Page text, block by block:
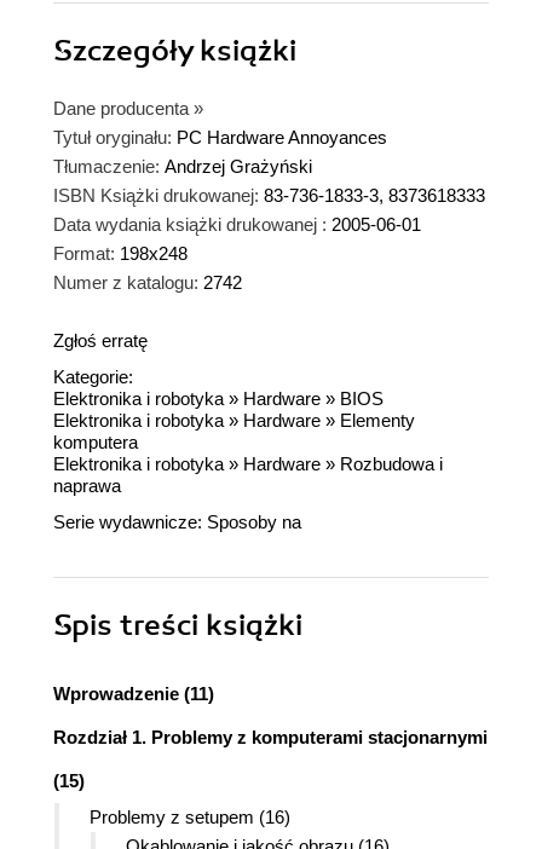
Szczegółyksiążki
Dane producenta »
Tytuł oryginału: PC Hardware Annoyances
Tłumaczenie: Andrzej Grażyński
ISBN Książki drukowanej: 83-736-1833-3, 8373618333
Data wydania książki drukowanej : 2005-06-01
Format: 198x248
Numer z katalogu: 2742
Zgłoś erratę
Kategorie:
Elektronika i robotyka » Hardware » BIOS
Elektronika i robotyka » Hardware » Elementy
komputera
Elektronika i robotyka » Hardware » Rozbudowa i
naprawa
Serie wydawnicze: Sposoby na
Spis treści książki
Wprowadzenie (11)
Rozdział 1. Problemy z komputerami stacjonarnymi
(15)
Problemy z setupem (16)